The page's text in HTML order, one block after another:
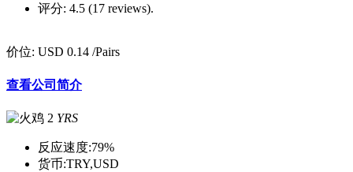
评分: 4.5 (17 reviews).
价位: USD 0.14 /Pairs
查看公司简介
2 YRS
反应速度:79%
货币:TRY,USD